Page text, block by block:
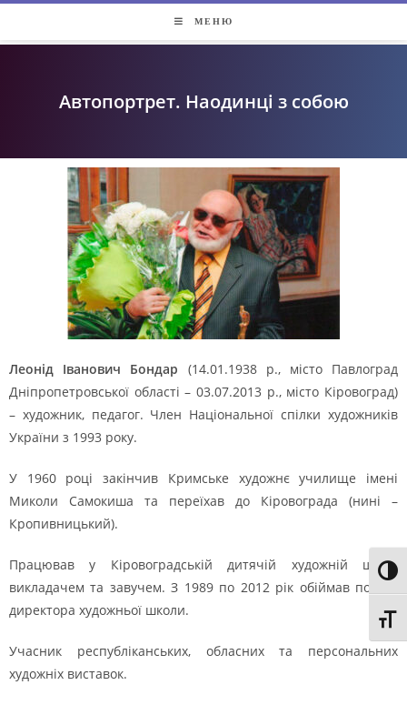
МЕНЮ
Автопортрет. Наодинці з собою
Леонід Іванович Бондар (14.01.1938 р., місто Павлоград
Дніпропетровської області – 03.07.2013 р., місто Кіровоград)
– художник, педагог. Член Національної спілки художників
України з 1993 року.
У 1960 році закінчив Кримське художнє училище імені
Миколи Самокиша та переїхав до Кіровограда (нині –
Кропивницький).
Працював у Кіровоградській дитячій художній школі
викладачем та завучем. З 1989 по 2012 рік обіймав посаду
директора художньої школи.
Учасник республіканських, обласних та персональних
художніх виставок.